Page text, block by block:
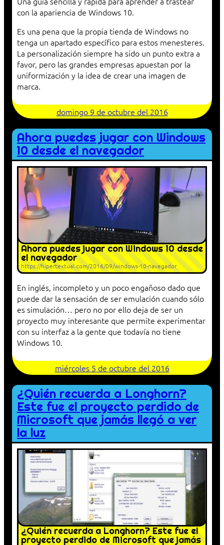
con la apariencia de Windows 10.
Es una pena que la propia tienda de Windows no
tenga un apartado específico para estos menesteres.
La personalización siempre ha sido un punto extra a
favor, pero las grandes empresas apuestan por la
uniformización y la idea de crear una imagen de
marca.
domingo 9 de octubre del 2016
Ahora puedes jugar con Windows
10 desde el navegador
Ahora puedes jugar con Windows 10 desde
el navegador
https://hipertextual.com/2016/09/windows-10-navegador
En inglés, incompleto y un poco engañoso dado que
puede dar la sensación de ser emulación cuando sólo
es simulación… pero no por ello deja de ser un
proyecto muy interesante que permite experimentar
con su interfaz a la gente que todavía no tiene
Windows 10.
miércoles 5 de octubre del 2016
¿Quién recuerda a Longhorn?
Este fue el proyecto perdido de
Microsoft que jamás llegó a ver
la luz
¿Quién recuerda a Longhorn? Este fue el
proyecto perdido de Microsoft que jamás